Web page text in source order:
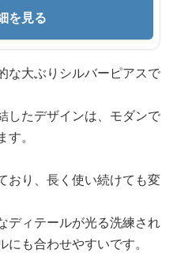
を見る
な大ぶりシルバーピアスで
したデザインは、モダンで
。
おり、長く使い続けても変
ディテールが光る洗練され
も合わせやすいです。